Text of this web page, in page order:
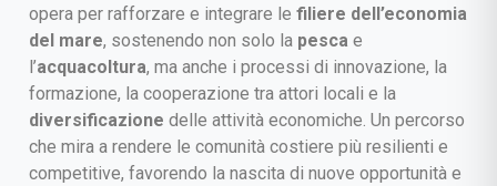
opera per rafforzare e integrare le filiere dell’economia
del mare, sostenendo non solo la pesca e
l’acquacoltura, ma anche i processi di innovazione, la
formazione, la cooperazione tra attori locali e la
diversificazione delle attività economiche. Un percorso
che mira a rendere le comunità costiere più resilienti e
competitive, favorendo la nascita di nuove opportunità e